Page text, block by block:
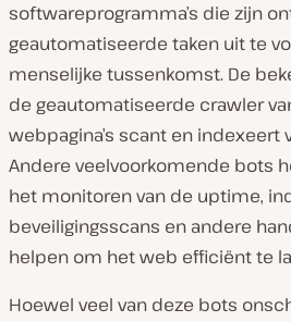
softwareprogramma’s die zijn
geautomatiseerde taken uit te
menselijke tussenkomst. De
de geautomatiseerde crawler
webpagina’s scant en indexeert
Andere veelvoorkomende bots
het monitoren van de uptime,
beveiligingsscans en andere
helpen om het web efficiënt te
Hoewel veel van deze bots